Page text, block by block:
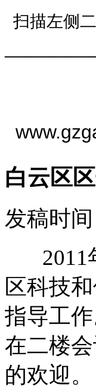
扫描左侧
白云区
发稿时
2011
区科技
指导工
在二楼
的欢迎。